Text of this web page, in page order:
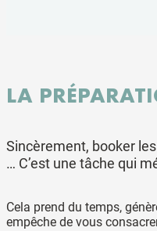
LA
Sincèrement, booker
… C’est une tâche qui
Cela prend du temps,
empêche de vous